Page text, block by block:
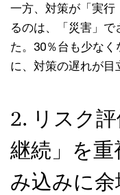
一方、対策が「実行
るのは、「災害」
た。30％台も少な
に、対策の遅れが目
2. リスク
継続」を重
み込みに余